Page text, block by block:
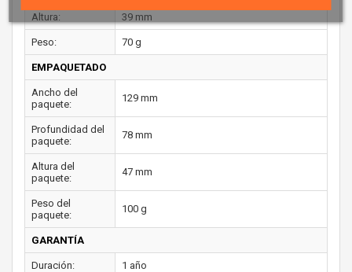
Altura: 39 mm
Peso: 70 g
EMPAQUETADO
Ancho del
paquete:
129 mm
Profundidad del
paquete:
78 mm
Altura del
paquete:
47 mm
Peso del
paquete:
100 g
GARANTÍA
Duración: 1 año